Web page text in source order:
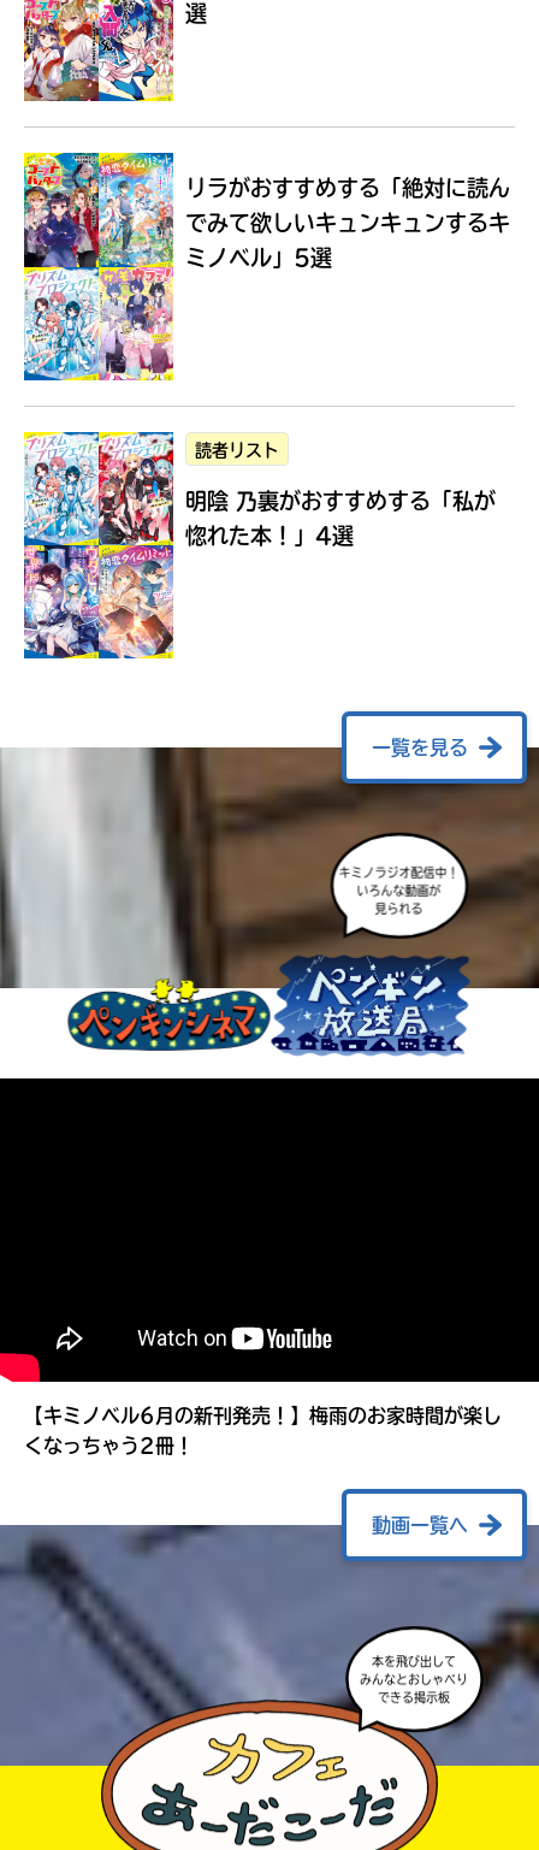
Loading...
選
リラがおすすめする 「絶対に読ん
でみて欲しいキュンキュンするキ
ミノベル」5選
読者リスト
明陰 乃裏がおすすめする 「私が
惚れた本！」4選
一覧を見る
キミノラジオ配信中！
いろんな動画が
見られる
【キミノベル6月の新刊発売！】梅雨のお家時間が楽し
くなっちゃう2冊！
動画一覧へ
みんなとおしゃべり
できる掲示板
に
エ
も
度
み
て
ね
る